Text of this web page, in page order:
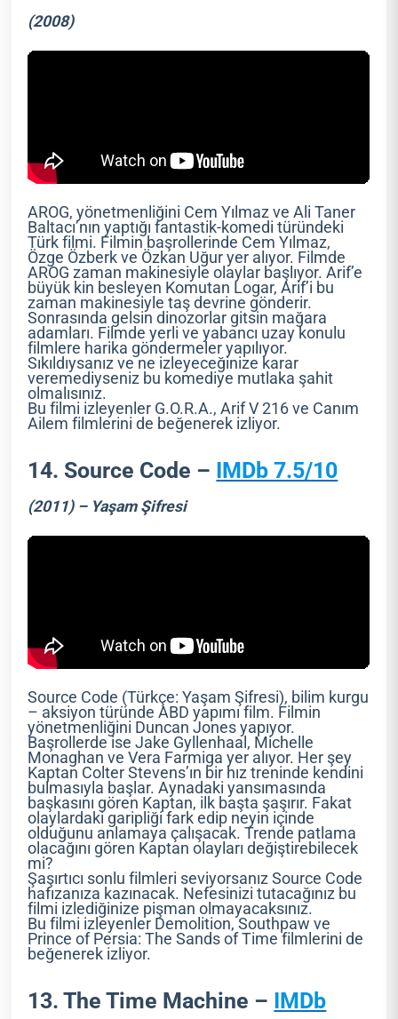
(2008)
AROG, yönetmenliğini Cem Yılmaz ve Ali Taner
Baltacı’nın yaptığı fantastik-komedi türündeki
Türk filmi. Filmin başrollerinde Cem Yılmaz,
Özge Özberk ve Özkan Uğur yer alıyor. Filmde
AROG zaman makinesiyle olaylar başlıyor. Arif’e
büyük kin besleyen Komutan Logar, Arif’i bu
zaman makinesiyle taş devrine gönderir.
Sonrasında gelsin dinozorlar gitsin mağara
adamları. Filmde yerli ve yabancı uzay konulu
filmlere harika göndermeler yapılıyor.
Sıkıldıysanız ve ne izleyeceğinize karar
veremediyseniz bu komediye mutlaka şahit
olmalısınız.
Bu filmi izleyenler G.O.R.A., Arif V 216 ve Canım
Ailem filmlerini de beğenerek izliyor.
14. Source Code – IMDb 7.5/10
(2011) – Yaşam Şifresi
Source Code (Türkçe: Yaşam Şifresi), bilim kurgu
– aksiyon türünde ABD yapımı film. Filmin
yönetmenliğini Duncan Jones yapıyor.
Başrollerde ise Jake Gyllenhaal, Michelle
Monaghan ve Vera Farmiga yer alıyor. Her şey
Kaptan Colter Stevens’ın bir hız treninde kendini
bulmasıyla başlar. Aynadaki yansımasında
başkasını gören Kaptan, ilk başta şaşırır. Fakat
olaylardaki garipliği fark edip neyin içinde
olduğunu anlamaya çalışacak. Trende patlama
olacağını gören Kaptan olayları değiştirebilecek
mi?
Şaşırtıcı sonlu filmleri seviyorsanız Source Code
hafızanıza kazınacak. Nefesinizi tutacağınız bu
filmi izlediğinize pişman olmayacaksınız.
Bu filmi izleyenler Demolition, Southpaw ve
Prince of Persia: The Sands of Time filmlerini de
beğenerek izliyor.
13. The Time Machine – IMDb